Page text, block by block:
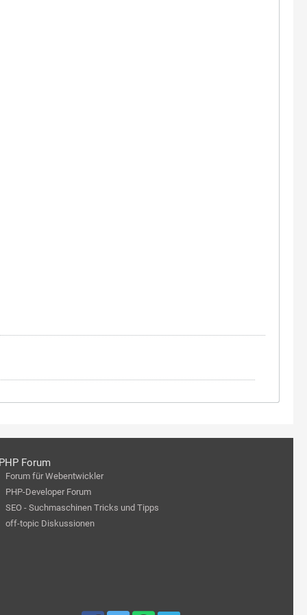
Forum
Forum für Webentwickler
PHP-Developer Forum
SEO - Suchmaschinen Tricks und Tipps
off-topic Diskussionen